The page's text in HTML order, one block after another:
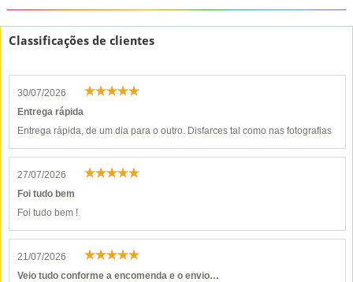
Classificações de clientes
30/07/2026
Entrega rápida
Entrega rápida, de um dia para o outro. Disfarces tal como nas fotografias
27/07/2026
Foi tudo bem
Foi tudo bem !
21/07/2026
Veio tudo conforme a encomenda e o envio…